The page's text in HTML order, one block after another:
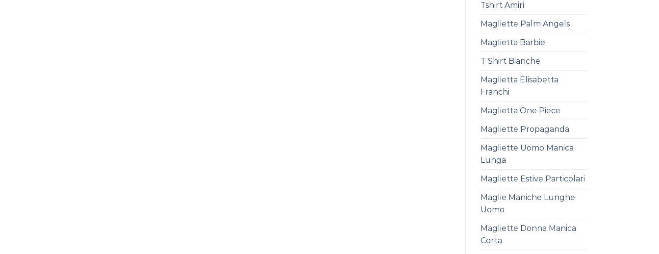
Tshirt Amiri
Magliette Palm Angels
Maglietta Barbie
T Shirt Bianche
Maglietta Elisabetta
Franchi
Maglietta One Piece
Magliette Propaganda
Magliette Uomo Manica
Lunga
Magliette Estive Particolari
Maglie Maniche Lunghe
Uomo
Magliette Donna Manica
Corta